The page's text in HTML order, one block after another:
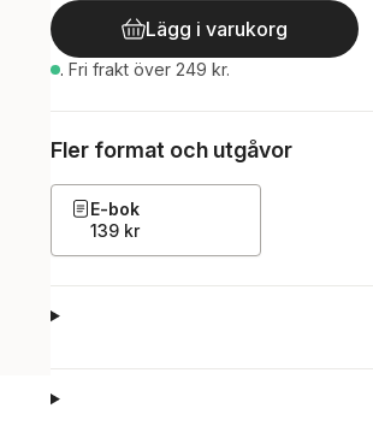
Lägg i varukorg
. Fri frakt över 249 kr.
Fler format och utgåvor
E-bok
139 kr